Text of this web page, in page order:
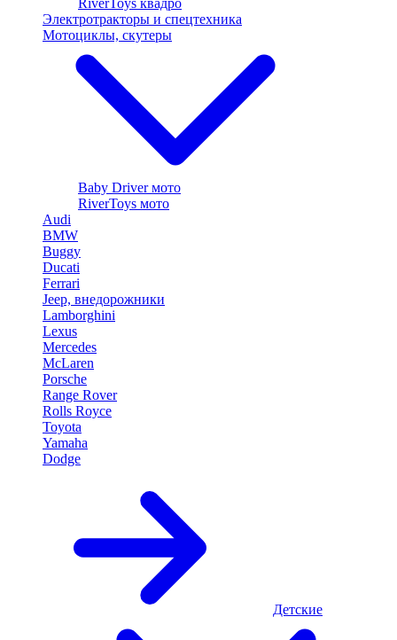
RiverToys квадро
Электротракторы и спецтехника
Мотоциклы, скутеры
Baby Driver мото
RiverToys мото
Audi
BMW
Buggy
Ducati
Ferrari
Jeep, внедорожники
Lamborghini
Lexus
Mercedes
McLaren
Porsche
Range Rover
Rolls Royce
Toyota
Yamaha
Dodge
Детские